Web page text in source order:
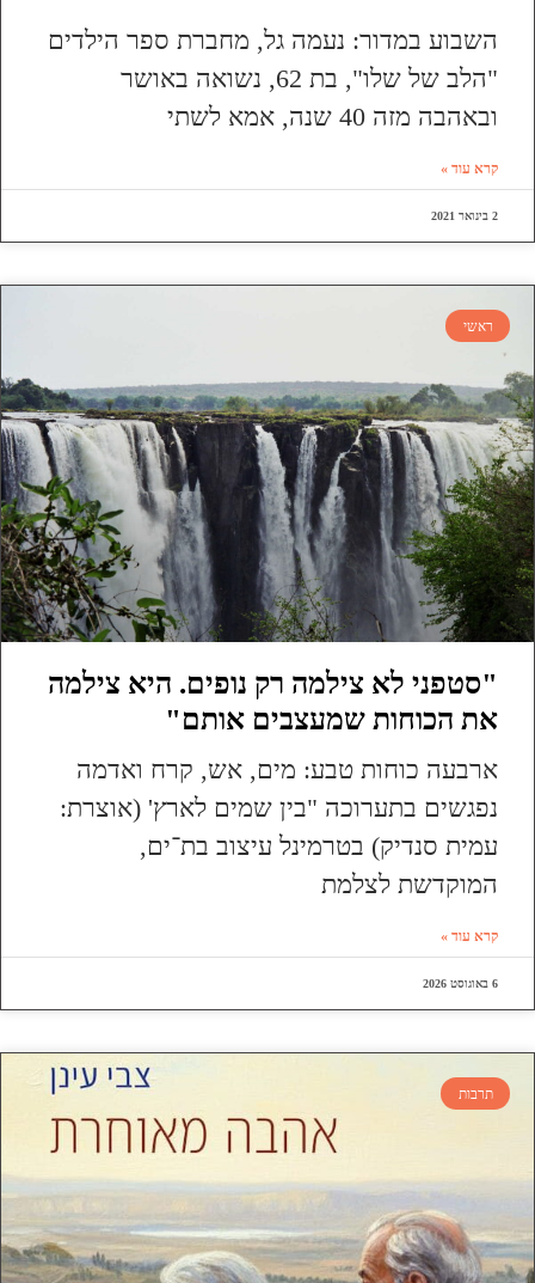
השבוע במדור: נעמה גל, מחברת ספר הילדים
"הלב של שלו", בת 62, נשואה באושר
ובאהבה מזה 40 שנה, אמא לשתי
קרא עוד »
2 בינואר 2021
ראשי
"סטפני לא צילמה רק נופים. היא צילמה
את הכוחות שמעצבים אותם"
ארבעה כוחות טבע: מים, אש, קרח ואדמה
נפגשים בתערוכה "בין שמים לארץ' (אוצרת:
עמית סנדיק) בטרמינל עיצוב בת־ים,
המוקדשת לצלמת
קרא עוד »
6 באוגוסט 2026
תרבות